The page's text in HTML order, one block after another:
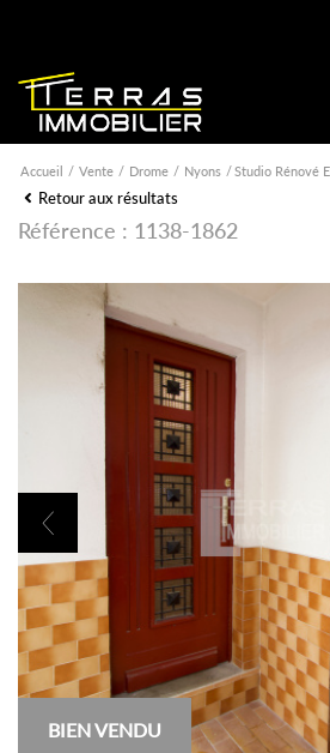
Accueil Vente Drome Nyons Studio Rénové
Retour aux résultats
Référence : 1138-1862
BIEN VENDU